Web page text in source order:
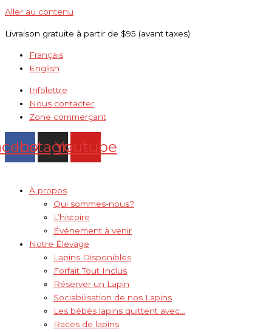
Aller au contenu
Livraison gratuite à partir de $95 (avant taxes).
Français
English
Infolettre
Nous contacter
Zone commerçant
Instagram
Youtube
À propos
Qui sommes-nous?
L’histoire
Événement à venir
Notre Élevage
Lapins Disponibles
Forfait Tout Inclus
Réserver un Lapin
Sociabilisation de nos Lapins
Les bébés lapins quittent avec…
Races de lapins